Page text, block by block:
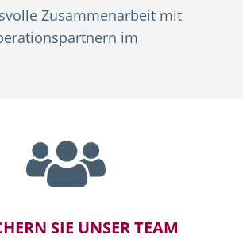
Zusammenarbeit mit
im
SIE UNSER TEAM